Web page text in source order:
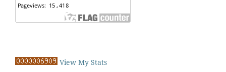
View My Stats